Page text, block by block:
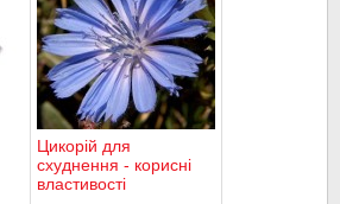
Цикорій для
схуднення - корисні
властивості